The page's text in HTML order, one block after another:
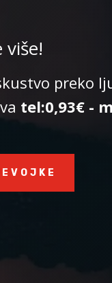
preko
tel:0,93€ -